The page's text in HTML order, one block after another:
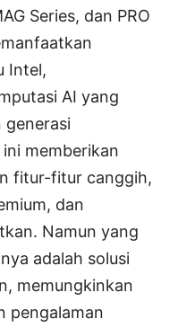
Series, dan PRO
Intel,
AI yang
generasi
memberikan
fitur-fitur canggih,
dan
Namun yang
adalah solusi
memungkinkan
pengalaman